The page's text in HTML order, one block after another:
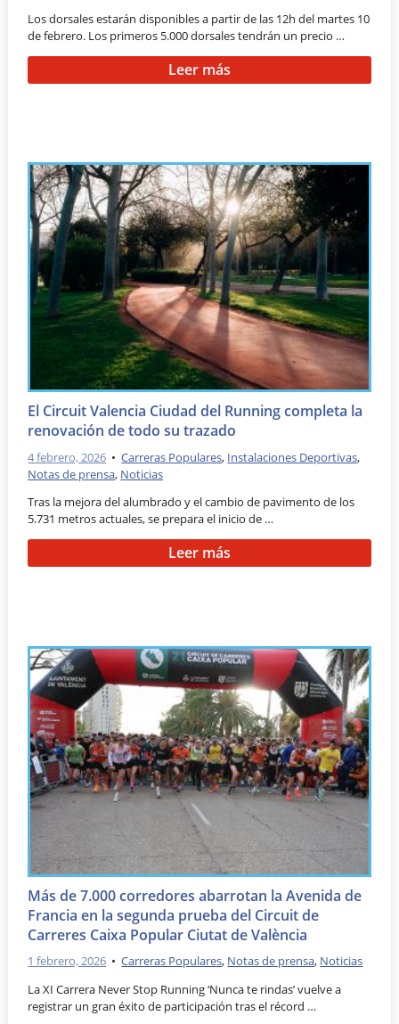
Los dorsales estarán disponibles a partir de las 12h del martes 10
de febrero. Los primeros 5.000 dorsales tendrán un precio …
Leer más
El Circuit Valencia Ciudad del Running completa la
renovación de todo su trazado
4 febrero, 2026 •Carreras Populares, Instalaciones Deportivas,
Notas de prensa, Noticias
Tras la mejora del alumbrado y el cambio de pavimento de los
5.731 metros actuales, se prepara el inicio de …
Leer más
Más de 7.000 corredores abarrotan la Avenida de
Francia en la segunda prueba del Circuit de
Carreres Caixa Popular Ciutat de València
1 febrero, 2026 •Carreras Populares, Notas de prensa, Noticias
La XI Carrera Never Stop Running ‘Nunca te rindas’ vuelve a
registrar un gran éxito de participación tras el récord …